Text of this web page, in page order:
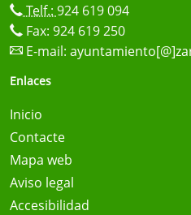
Telf.: 924 619 094
Fax: 924 619 250
E-mail:
Enlaces
Inicio
Contacte
Mapa web
Aviso legal
Accesibilidad